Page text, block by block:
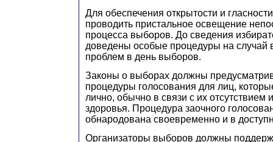
Для обеспечения открытости и
проводить пристальное освещение
процесса выборов. До сведения
доведены особые процедуры на случай
проблем в день выборов.
Законы о выборах должны
процедуры голосования для лиц,
лично, обычно в связи с их отсутствием
здоровья. Процедура заочного
обнародована своевременно и в
Организаторы выборов должны